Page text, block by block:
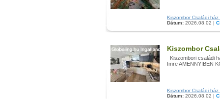
Kiszombor Családi
Dátum: 2026.08.02 |
Kiszombor
Kiszombori családi
Imre AMENNYIBEN
Kiszombor Családi
Dátum: 2026.08.02 |